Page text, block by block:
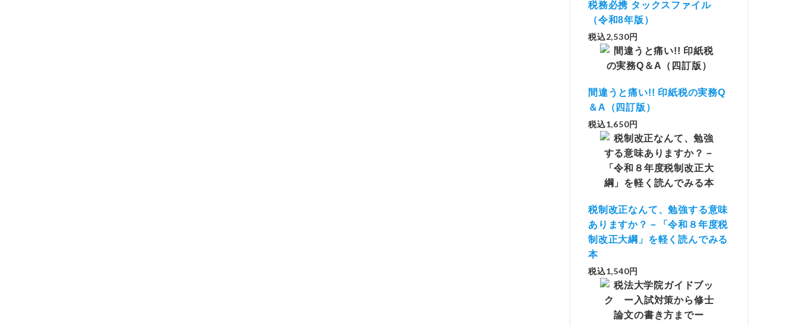
税務必携 タックスファイル
（令和8年版）
税込2,530円
間違うと痛い!! 印紙税の実務Q
＆A（四訂版）
税込1,650円
税制改正なんて、勉強する意味
ありますか？－「令和８年度税
制改正大綱」を軽く読んでみる
本
税込1,540円